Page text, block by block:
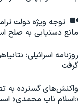
توجه ویژه دولت
مانع دستیابی به صلح
روزنامه اسرائیلی:
گرفت
واکنش‌های گسترده به
«اسلام ناب محمدی»